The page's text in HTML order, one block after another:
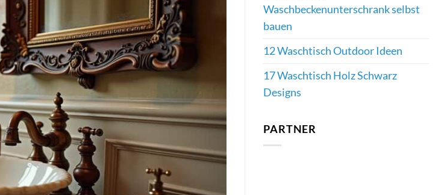
Waschbeckenunterschrank selbst
bauen
12 Waschtisch Outdoor Ideen
17 Waschtisch Holz Schwarz
Designs
PARTNER